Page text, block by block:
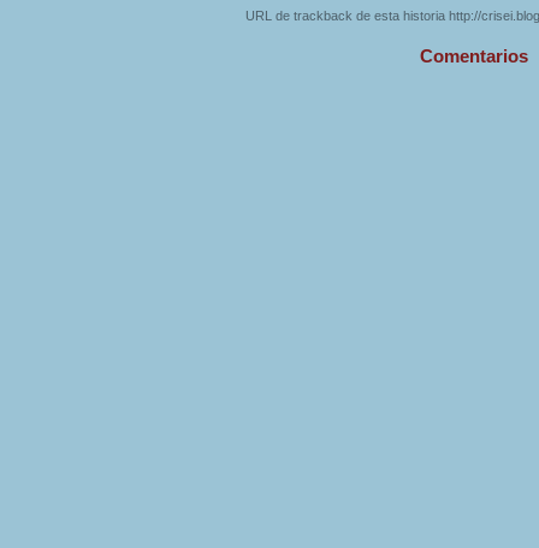
URL de trackback de esta historia http://
Comentarios